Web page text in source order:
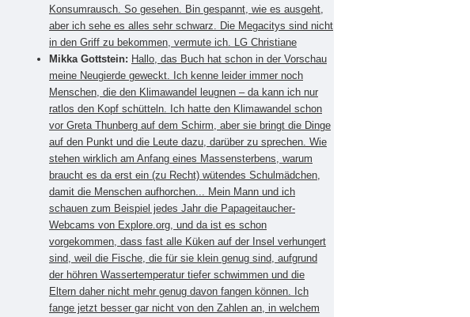
Konsumrausch. So gesehen. Bin gespannt, wie es ausgeht,
aber ich sehe es alles sehr schwarz. Die Megacitys sind nicht
in den Griff zu bekommen, vermute ich. LG Christiane
Mikka Gottstein: Hallo, das Buch hat schon in der Vorschau
meine Neugierde geweckt. Ich kenne leider immer noch
Menschen, die den Klimawandel leugnen – da kann ich nur
ratlos den Kopf schütteln. Ich hatte den Klimawandel schon
vor Greta Thunberg auf dem Schirm, aber sie bringt die Dinge
auf den Punkt und die Leute dazu, darüber zu sprechen. Wie
stehen wirklich am Anfang eines Massensterbens, warum
braucht es da erst ein (zu Recht) wütendes Schulmädchen,
damit die Menschen aufhorchen... Mein Mann und ich
schauen zum Beispiel jedes Jahr die Papageitaucher-
Webcams von Explore.org, und da ist es schon
vorgekommen, dass fast alle Küken auf der Insel verhungert
sind, weil die Fische, die für sie klein genug sind, aufgrund
der höhren Wassertemperatur tiefer schwimmen und die
Eltern daher nicht mehr genug davon fangen können. Ich
fange jetzt besser gar nicht von den Zahlen an, in welchem